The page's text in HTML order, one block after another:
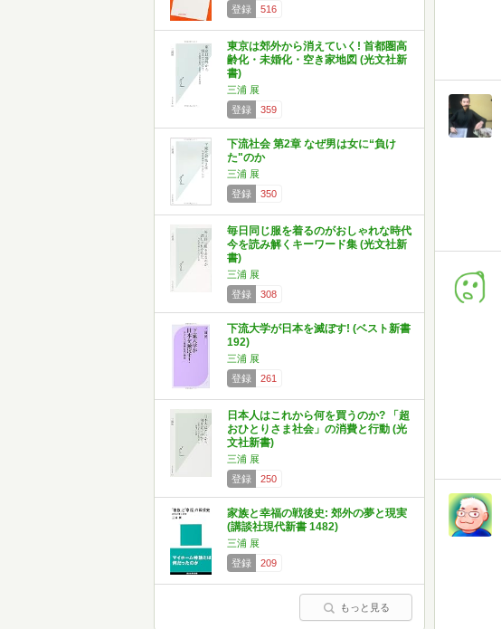
登録
516
東京は郊外から消えていく! 首都圏高
齢化・未婚化・空き家地図 (光文社新
書)
三浦 展
登録
359
下流社会 第2章 なぜ男は女に“負け
た"のか
三浦 展
登録
350
毎日同じ服を着るのがおしゃれな時代
今を読み解くキーワード集 (光文社新
書)
三浦 展
登録
308
下流大学が日本を滅ぼす! (ベスト新書
192)
三浦 展
登録
261
日本人はこれから何を買うのか? 「超
おひとりさま社会」の消費と行動 (光
文社新書)
三浦 展
登録
250
家族と幸福の戦後史: 郊外の夢と現実
(講談社現代新書 1482)
三浦 展
登録
209
もっと見る